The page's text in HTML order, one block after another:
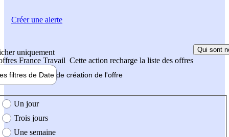
uniquement
France Travail Cette action recharge la liste des offres
Qui sont
filtres de Date de création de l'offre
création de l'offre
Un jour
Trois jours
Une semaine
Créer une alerte